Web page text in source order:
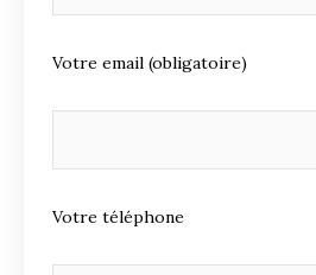
Votre email (obligatoire)
Votre téléphone